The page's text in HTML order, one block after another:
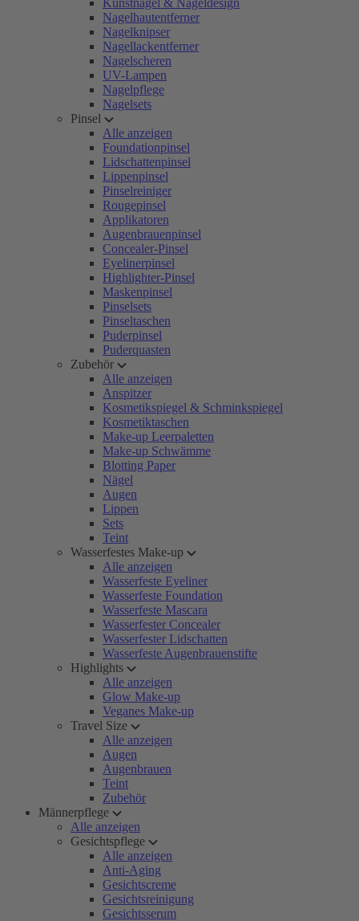
Kunstnägel & Nageldesign
Nagelhautentferner
Nagelknipser
Nagellackentferner
Nagelscheren
UV-Lampen
Nagelpflege
Nagelsets
Pinsel
Alle anzeigen
Foundationpinsel
Lidschattenpinsel
Lippenpinsel
Pinselreiniger
Rougepinsel
Applikatoren
Augenbrauenpinsel
Concealer-Pinsel
Eyelinerpinsel
Highlighter-Pinsel
Maskenpinsel
Pinselsets
Pinseltaschen
Puderpinsel
Puderquasten
Zubehör
Alle anzeigen
Anspitzer
Kosmetikspiegel & Schminkspiegel
Kosmetiktaschen
Make-up Leerpaletten
Make-up Schwämme
Blotting Paper
Nägel
Augen
Lippen
Sets
Teint
Wasserfestes Make-up
Alle anzeigen
Wasserfeste Eyeliner
Wasserfeste Foundation
Wasserfeste Mascara
Wasserfester Concealer
Wasserfester Lidschatten
Wasserfeste Augenbrauenstifte
Highlights
Alle anzeigen
Glow Make-up
Veganes Make-up
Travel Size
Alle anzeigen
Augen
Augenbrauen
Teint
Zubehör
Männerpflege
Alle anzeigen
Gesichtspflege
Alle anzeigen
Anti-Aging
Gesichtscreme
Gesichtsreinigung
Gesichtsserum